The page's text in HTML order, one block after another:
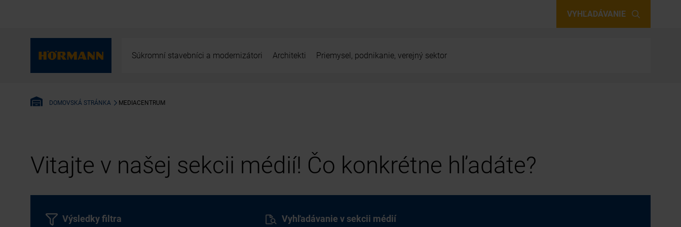
VYHĽADÁVANIE
Súkromní stavebníci a modernizátori Architekti Priemysel, podnikanie, verejný sektor
DOMOVSKÁ STRÁNKA MEDIACENTRUM
Vitajte v našej sekcii médií! Čo konkrétne hľadáte?
Vyhľadávanie v sekcii médií
Výsledky filtra